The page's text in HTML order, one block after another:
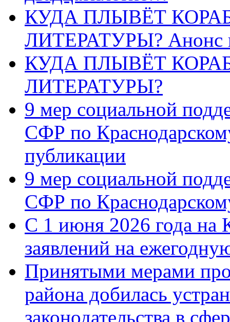
КУДА ПЛЫВЁТ
ЛИТЕРАТУРЫ? Анонс
КУДА ПЛЫВЁТ
ЛИТЕРАТУРЫ?
9 мер социальной
СФР по
публикации
9 мер социальной
СФР по
С 1 июня 2026 года на
заявлений на
Принятыми мерами
района добилась
законодательства в